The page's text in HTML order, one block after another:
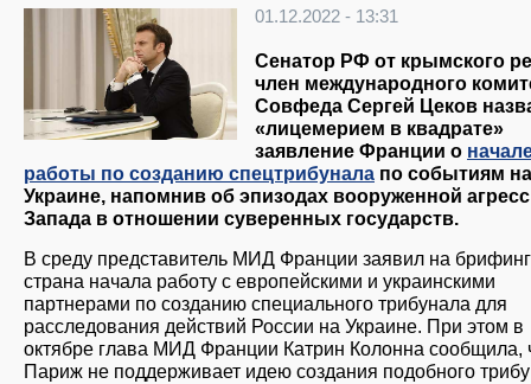
01.12.2022 - 13:31
Сенатор РФ от крымского
член международного
Совфеда Сергей Цеков
«лицемерием в квадрате»
заявление Франции о
работы по созданию спецтрибунала по событиям на
Украине, напомнив об эпизодах вооруженной
Запада в отношении суверенных государств.
В среду представитель МИД Франции заявил на
страна начала работу с европейскими и украинскими
партнерами по созданию специального трибунала для
расследования действий России на Украине. При этом в
октябре глава МИД Франции Катрин Колонна сообщила,
Париж не поддерживает идею создания подобного